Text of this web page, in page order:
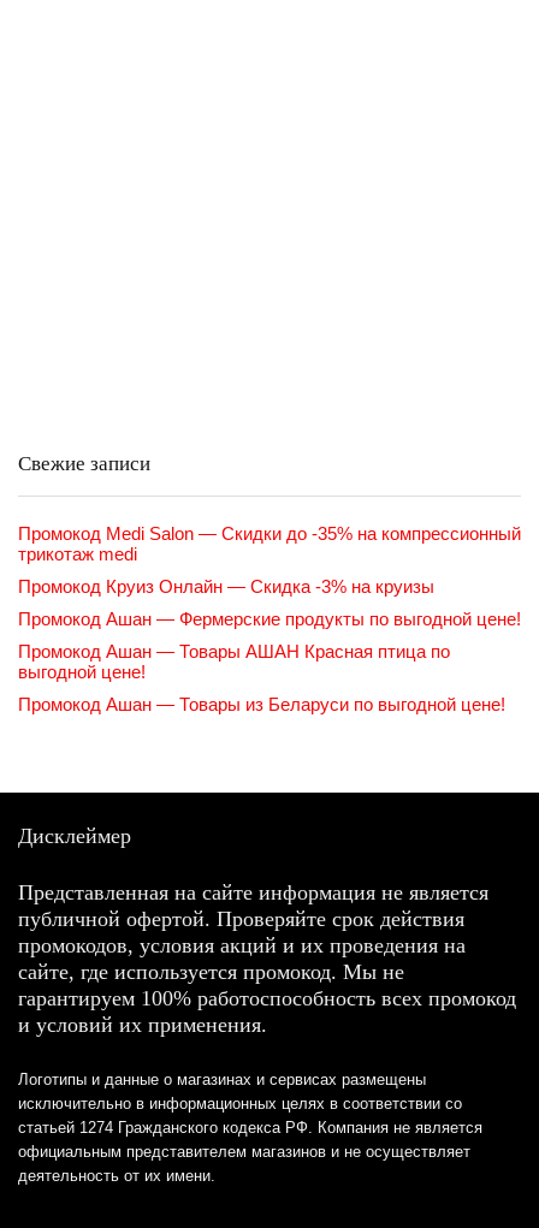
Свежие записи
Промокод Medi Salon — Скидки до -35% на компрессионный
трикотаж medi
Промокод Круиз Онлайн — Скидка -3% на круизы
Промокод Ашан — Фермерские продукты по выгодной цене!
Промокод Ашан — Товары АШАН Красная птица по
выгодной цене!
Промокод Ашан — Товары из Беларуси по выгодной цене!
Дисклеймер
Представленная на сайте информация не является
публичной офертой. Проверяйте срок действия
промокодов, условия акций и их проведения на
сайте, где используется промокод. Мы не
гарантируем 100% работоспособность всех промокод
и условий их применения.
Логотипы и данные о магазинах и сервисах размещены
исключительно в информационных целях в соответствии со
статьей 1274 Гражданского кодекса РФ. Компания не является
официальным представителем магазинов и не осуществляет
деятельность от их имени.